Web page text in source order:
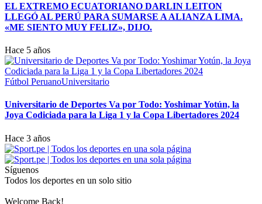
EL EXTREMO ECUATORIANO DARLIN LEITON
LLEGÓ AL PERÚ PARA SUMARSE A ALIANZA LIMA.
«ME SIENTO MUY FELIZ», DIJO.
Hace 5 años
Fútbol PeruanoUniversitario
Universitario de Deportes Va por Todo: Yoshimar Yotún, la
Joya Codiciada para la Liga 1 y la Copa Libertadores 2024
Hace 3 años
Síguenos
Todos los deportes en un solo sitio
Welcome Back!